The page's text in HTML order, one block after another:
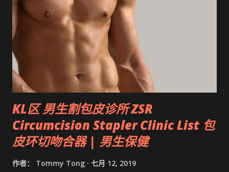
KL区 男生割包皮诊所 ZSR
Circumcision Stapler Clinic List 包
皮环切吻合器 | 男生保健
作者： Tommy Tong 七月 12, 2019